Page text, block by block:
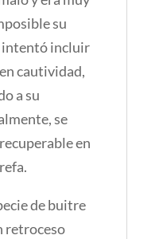
su
intentó incluir
cautividad,
a su
se
en
de buitre
retroceso